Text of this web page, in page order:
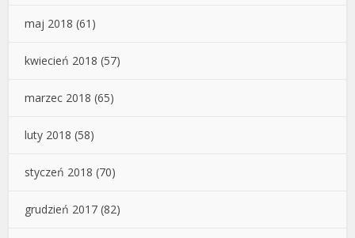
maj 2018 (61)
kwiecień 2018 (57)
marzec 2018 (65)
luty 2018 (58)
styczeń 2018 (70)
grudzień 2017 (82)